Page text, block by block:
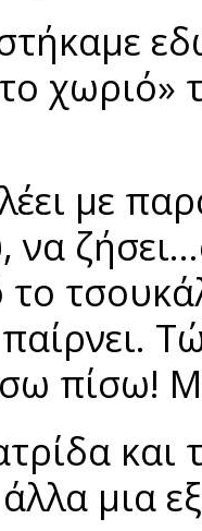
χωριό»
με
να
πίσω!
και
μια